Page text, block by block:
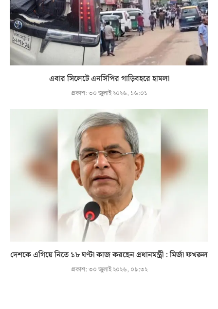
এবার সিলেটে এনসিপির গাড়িবহরে হামলা
প্রকাশ:৩০ জুলাই ২০২৬, ১৬:০১
দেশকে এগিয়ে নিতে ১৮ ঘণ্টা কাজ করছেন প্রধানমন্ত্রী : মির্জা ফখরুল
প্রকাশ:৩০ জুলাই ২০২৬, ০৯:৩২